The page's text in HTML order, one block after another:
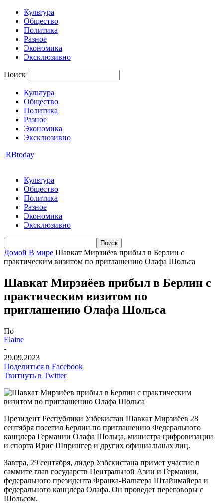
Культура
Общество
Политика
Разное
Экономика
Эксклюзивно
Поиск
Культура
Общество
Политика
Разное
Экономика
Эксклюзивно
RBtoday
Культура
Общество
Политика
Разное
Экономика
Эксклюзивно
Домой В мире Шавкат Мирзиёев прибыл в Берлин с
практическим визитом по приглашению Олафа Шольса
Шавкат Мирзиёев прибыл в Берлин с
практическим визитом по
приглашению Олафа Шольса
По
Elaine
-
29.09.2023
Поделиться в Facebook
Твитнуть в Twitter
Президент Республики Узбекистан Шавкат Мирзиёев 28
сентября посетил Берлин по приглашению Федерального
канцлера Германии Олафа Шольца, министра цифровизации
и спорта Ирис Шпрингер и других официальных лиц.
Завтра, 29 сентября, лидер Узбекистана примет участие в
саммите глав государств Центральной Азии и Германии,
федерального президента Франка-Вальтера Штайнмайера и
федерального канцлера Олафа. Он проведет переговоры с
Шольсом.